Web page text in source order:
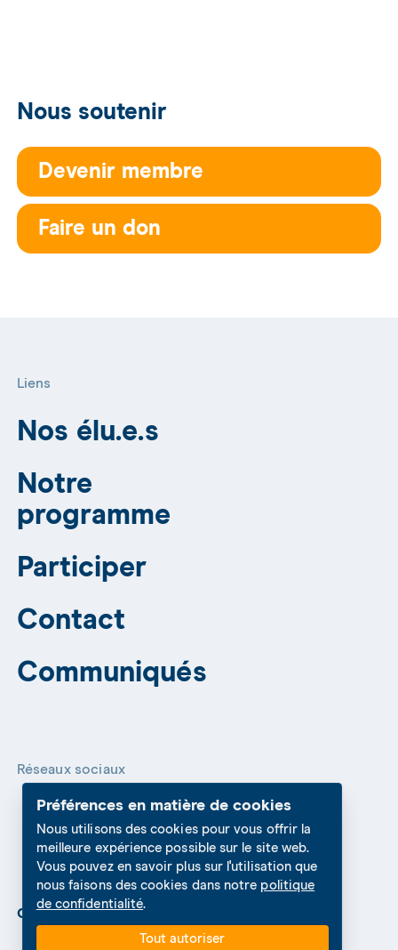
Préférences en matière de cookies
Nous utilisons des cookies pour vous offrir la
meilleure expérience possible sur le site web.
Vous pouvez en savoir plus sur l'utilisation que
nous faisons des cookies dans notre politique
de confidentialité.
Tout autoriser
Nous soutenir
Devenir membre
Faire un don
Liens
Nos élu.e.s
Notre
programme
Participer
Contact
Communiqués
Réseaux sociaux
Cookies Settings